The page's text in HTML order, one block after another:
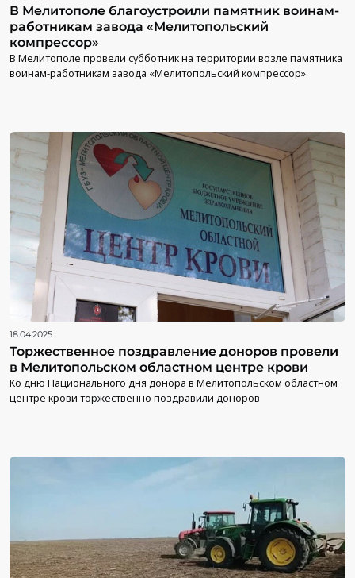
В Мелитополе благоустроили памятник воинам-
работникам завода «Мелитопольский
компрессор»
В Мелитополе провели субботник на территории возле памятника
воинам-работникам завода «Мелитопольский компрессор»
18.04.2025
Торжественное поздравление доноров провели
в Мелитопольском областном центре крови
Ко дню Национального дня донора в Мелитопольском областном
центре крови торжественно поздравили доноров